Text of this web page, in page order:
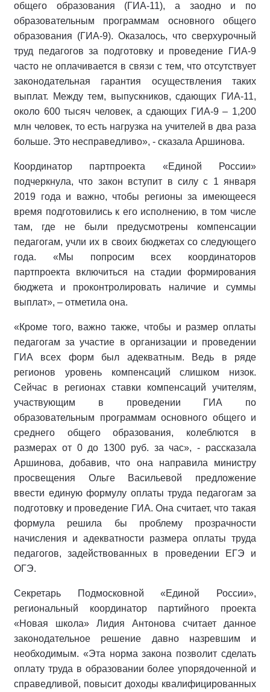
общего образования (ГИА-11), а заодно и по
образовательным программам основного общего
образования (ГИА-9). Оказалось, что сверхурочный
труд педагогов за подготовку и проведение ГИА-9
часто не оплачивается в связи с тем, что отсутствует
законодательная гарантия осуществления таких
выплат. Между тем, выпускников, сдающих ГИА-11,
около 600 тысяч человек, а сдающих ГИА-9 – 1,200
млн человек, то есть нагрузка на учителей в два раза
больше. Это несправедливо», - сказала Аршинова.
Координатор партпроекта «Единой России»
подчеркнула, что закон вступит в силу с 1 января
2019 года и важно, чтобы регионы за имеющееся
время подготовились к его исполнению, в том числе
там, где не были предусмотрены компенсации
педагогам, учли их в своих бюджетах со следующего
года. «Мы попросим всех координаторов
партпроекта включиться на стадии формирования
бюджета и проконтролировать наличие и суммы
выплат», – отметила она.
«Кроме того, важно также, чтобы и размер оплаты
педагогам за участие в организации и проведении
ГИА всех форм был адекватным. Ведь в ряде
регионов уровень компенсаций слишком низок.
Сейчас в регионах ставки компенсаций учителям,
участвующим в проведении ГИА по
образовательным программам основного общего и
среднего общего образования, колеблются в
размерах от 0 до 1300 руб. за час», - рассказала
Аршинова, добавив, что она направила министру
просвещения Ольге Васильевой предложение
ввести единую формулу оплаты труда педагогам за
подготовку и проведение ГИА. Она считает, что такая
формула решила бы проблему прозрачности
начисления и адекватности размера оплаты труда
педагогов, задействованных в проведении ЕГЭ и
ОГЭ.
Секретарь Подмосковной «Единой России»,
региональный координатор партийного проекта
«Новая школа» Лидия Антонова считает данное
законодательное решение давно назревшим и
необходимым. «Эта норма закона позволит сделать
оплату труда в образовании более упорядоченной и
справедливой, повысит доходы квалифицированных